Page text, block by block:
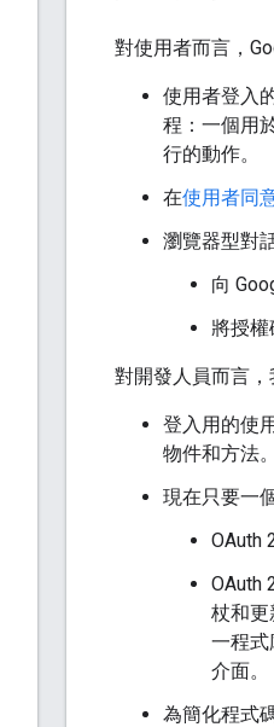
對使用者而言，
使用者登入
程：一個用
行的動作。
在使用者同
瀏覽器型對
向
將授權
對開發人員而言
登入用的使
物件和方法
現在只要一
OAuth
OAuth
杖和更
一程式
介面。
為簡化程式